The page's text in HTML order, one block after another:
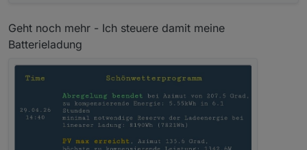
Geht noch mehr - Ich steuere damit meine
Batterieladung